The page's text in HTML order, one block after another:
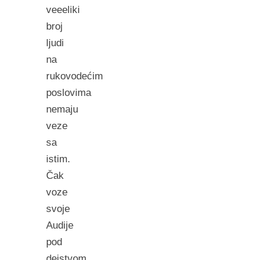
veeeliki
broj
ljudi
na
rukovodećim
poslovima
nemaju
veze
sa
istim.
Čak
voze
svoje
Audije
pod